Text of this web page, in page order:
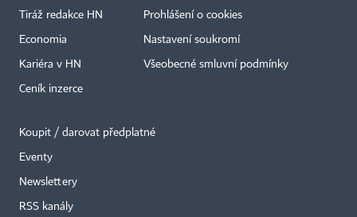
Tiráž redakce HN
Economia
Kariéra v HN
Ceník inzerce
Prohlášení o cookies
Nastavení soukromí
Všeobecné smluvní podmínky
Koupit / darovat předplatné
Eventy
Newslettery
RSS kanály